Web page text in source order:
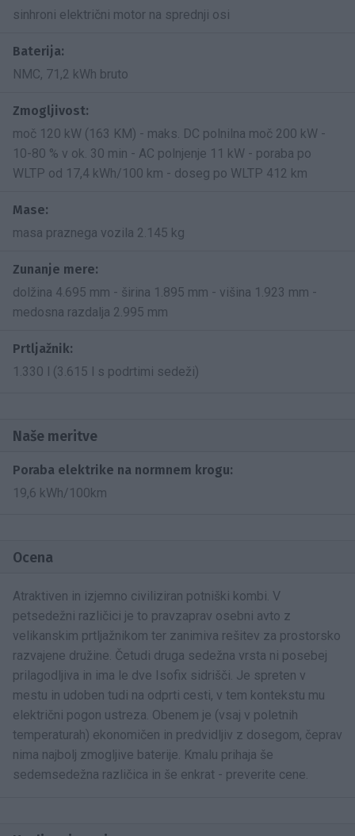
sinhroni električni motor na sprednji osi
Baterija:
NMC, 71,2 kWh bruto
Zmogljivost:
moč 120 kW (163 KM) - maks. DC polnilna moč 200 kW -
10-80 % v ok. 30 min - AC polnjenje 11 kW - poraba po
WLTP od 17,4 kWh/100 km - doseg po WLTP 412 km
Mase:
masa praznega vozila 2.145 kg
Zunanje mere:
dolžina 4.695 mm - širina 1.895 mm - višina 1.923 mm -
medosna razdalja 2.995 mm
Prtljažnik:
1.330 l (3.615 l s podrtimi sedeži)
Naše meritve
Poraba elektrike na normnem krogu:
19,6 kWh/100km
Ocena
Atraktiven in izjemno civiliziran potniški kombi. V
petsedežni različici je to pravzaprav osebni avto z
velikanskim prtljažnikom ter zanimiva rešitev za prostorsko
razvajene družine. Četudi druga sedežna vrsta ni posebej
prilagodljiva in ima le dve Isofix sidrišči. Je spreten v
mestu in udoben tudi na odprti cesti, v tem kontekstu mu
električni pogon ustreza. Obenem je (vsaj v poletnih
temperaturah) ekonomičen in predvidljiv z dosegom, čeprav
nima najbolj zmogljive baterije. Kmalu prihaja še
sedemsedežna različica in še enkrat - preverite cene.